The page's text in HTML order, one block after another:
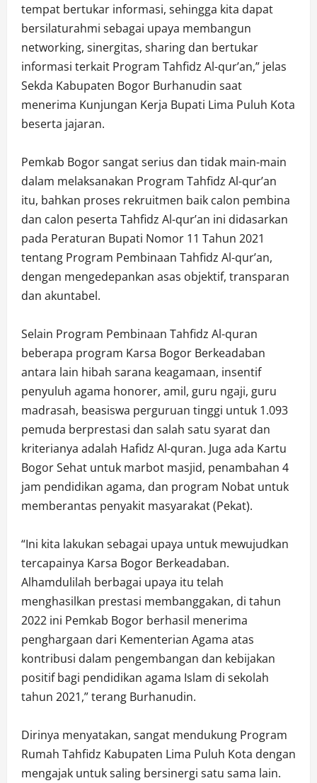
tempat bertukar informasi, sehingga kita dapat
bersilaturahmi sebagai upaya membangun
networking, sinergitas, sharing dan bertukar
informasi terkait Program Tahfidz Al-qur’an,” jelas
Sekda Kabupaten Bogor Burhanudin saat
menerima Kunjungan Kerja Bupati Lima Puluh Kota
beserta jajaran.
Pemkab Bogor sangat serius dan tidak main-main
dalam melaksanakan Program Tahfidz Al-qur’an
itu, bahkan proses rekruitmen baik calon pembina
dan calon peserta Tahfidz Al-qur’an ini didasarkan
pada Peraturan Bupati Nomor 11 Tahun 2021
tentang Program Pembinaan Tahfidz Al-qur’an,
dengan mengedepankan asas objektif, transparan
dan akuntabel.
Selain Program Pembinaan Tahfidz Al-quran
beberapa program Karsa Bogor Berkeadaban
antara lain hibah sarana keagamaan, insentif
penyuluh agama honorer, amil, guru ngaji, guru
madrasah, beasiswa perguruan tinggi untuk 1.093
pemuda berprestasi dan salah satu syarat dan
kriterianya adalah Hafidz Al-quran. Juga ada Kartu
Bogor Sehat untuk marbot masjid, penambahan 4
jam pendidikan agama, dan program Nobat untuk
memberantas penyakit masyarakat (Pekat).
“Ini kita lakukan sebagai upaya untuk mewujudkan
tercapainya Karsa Bogor Berkeadaban.
Alhamdulilah berbagai upaya itu telah
menghasilkan prestasi membanggakan, di tahun
2022 ini Pemkab Bogor berhasil menerima
penghargaan dari Kementerian Agama atas
kontribusi dalam pengembangan dan kebijakan
positif bagi pendidikan agama Islam di sekolah
tahun 2021,” terang Burhanudin.
Dirinya menyatakan, sangat mendukung Program
Rumah Tahfidz Kabupaten Lima Puluh Kota dengan
mengajak untuk saling bersinergi satu sama lain.